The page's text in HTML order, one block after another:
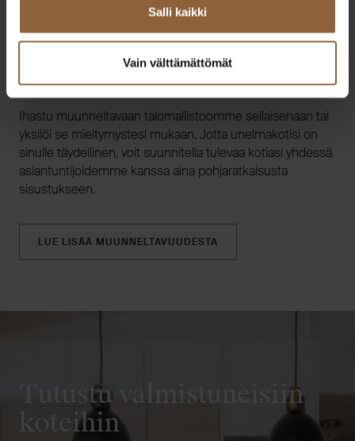
Salli kaikki
Vain välttämättömät
Juuri sinun perheellesi
toimivaksi tehty koti
Ihastu muunneltavaan talomallistoomme sellaisenaan tai
yksilöi se mieltymystesi mukaan. Jotta unelmakotisi on
sinulle täydellinen, voit suunnitella tulevaa kotiasi yhdessä
asiantuntijoidemme kanssa aina pohjaratkaisusta
sisustukseen.
LUE LISÄÄ MUUNNELTAVUUDESTA
Tutustu valmistuneisiin
koteihin